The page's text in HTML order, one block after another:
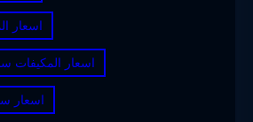
اسعار
اسعار المكيفات
اسعار